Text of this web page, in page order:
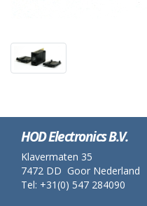
HOD Electronics B.V.
Klavermaten 35
7472 DD Goor Nederland
Tel: +31(0) 547 284090